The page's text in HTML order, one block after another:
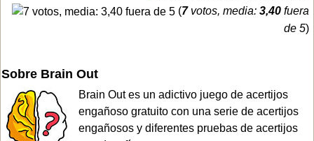
(7votos, media: 3,40 fuera
de 5)
Sobre Brain Out
Brain Out es un adictivo juego de acertijos
engañoso gratuito con una serie de acertijos
engañosos y diferentes pruebas de acertijos